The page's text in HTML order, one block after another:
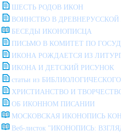
ШЕСТЬ РОДОВ ИКОН
ВОИНСТВО В
БЕСЕДЫ ИКОНОПИСЦА
ПИСЬМО В КОМИТЕТ ПО
ИКОНА РОЖДАЕТСЯ ИЗ
ИКОНА И ДЕТСКИЙ РИСУНОК
статьи из
ХРИСТИАНСТВО И
ОБ ИКОННОМ ПИСАНИИ
МОСКОВСКАЯ ИКОНОПИСЬ
Веб-листок "ИКОНОПИСЬ: